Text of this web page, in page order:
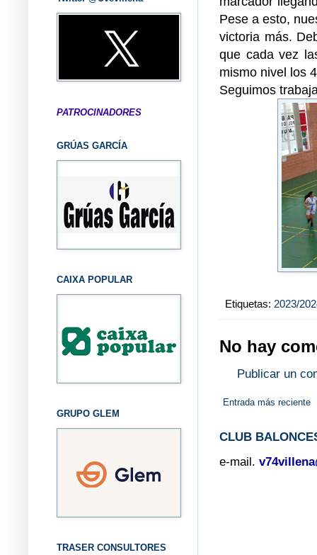
Pese a esto,
victoria más.
que cada vez
mismo nivel los
Seguimos
Etiquetas: 2023/
No hay
Publicar un
Entrada más reciente
CLUB
e-mail.
PATROCINADORES
GRÚAS GARCÍA
CAIXA POPULAR
GRUPO GLEM
TRASER CONSULTORES